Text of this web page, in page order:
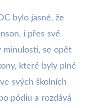
bylo jasné, že
i přes své
minulosti, se opět
které byly plné
svých školních
pódiu a rozdává